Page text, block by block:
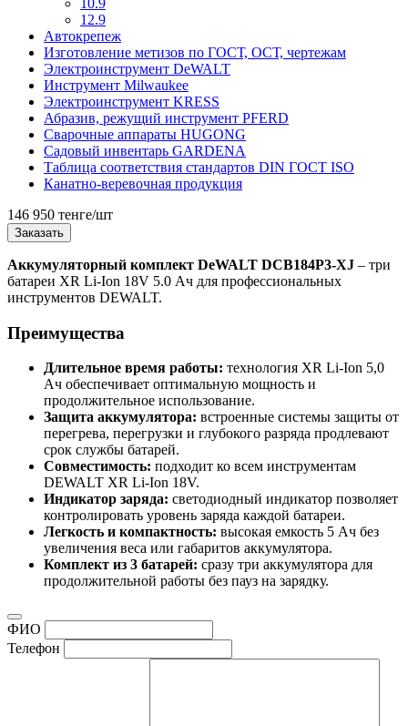
12.9
Автокрепеж
Изготовление метизов по ГОСТ, ОСТ, чертежам
Электроинструмент DeWALT
Инструмент Milwaukee
Электроинструмент KRESS
Абразив, режущий инструмент PFERD
Сварочные аппараты HUGONG
Садовый инвентарь GARDENA
Таблица соответствия стандартов DIN ГОСТ ISO
Канатно-веревочная продукция
146 950 тенге/шт
Заказать
Аккумуляторный комплект DeWALT DCB184P3-XJ – три
батареи XR Li-Ion 18V 5.0 Ач для профессиональных
инструментов DEWALT.
Преимущества
Длительное время работы: технология XR Li-Ion 5,0
Ач обеспечивает оптимальную мощность и
продолжительное использование.
Защита аккумулятора: встроенные системы защиты от
перегрева, перегрузки и глубокого разряда продлевают
срок службы батарей.
Совместимость: подходит ко всем инструментам
DEWALT XR Li-Ion 18V.
Индикатор заряда: светодиодный индикатор позволяет
контролировать уровень заряда каждой батареи.
Легкость и компактность: высокая емкость 5 Ач без
увеличения веса или габаритов аккумулятора.
Комплект из 3 батарей: сразу три аккумулятора для
продолжительной работы без пауз на зарядку.
ФИО
Телефон